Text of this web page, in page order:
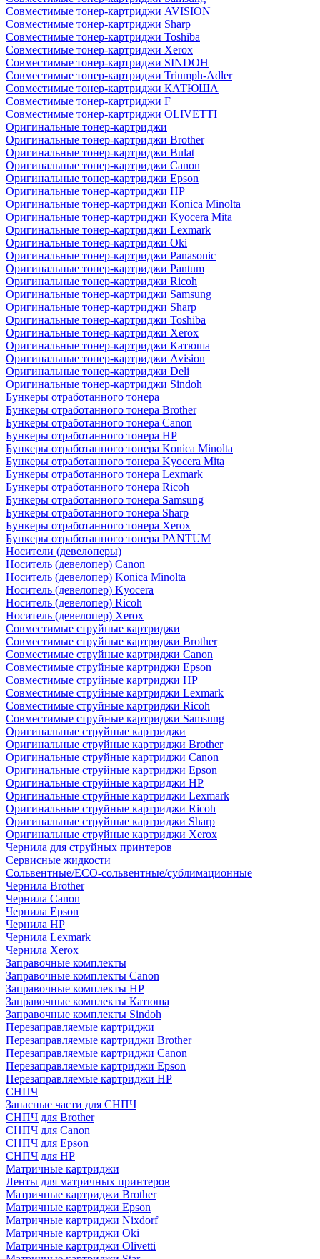
Совместимые тонер-картриджи AVISION
Совместимые тонер-картриджи Sharp
Совместимые тонер-картриджи Toshiba
Совместимые тонер-картриджи Xerox
Совместимые тонер-картриджи SINDOH
Совместимые тонер-картриджи Triumph-Adler
Совместимые тонер-картриджи КАТЮША
Совместимые тонер-картриджи F+
Совместимые тонер-картриджи OLIVETTI
Оригинальные тонер-картриджи
Оригинальные тонер-картриджи Brother
Оригинальные тонер-картриджи Bulat
Оригинальные тонер-картриджи Canon
Оригинальные тонер-картриджи Epson
Оригинальные тонер-картриджи HP
Оригинальные тонер-картриджи Konica Minolta
Оригинальные тонер-картриджи Kyocera Mita
Оригинальные тонер-картриджи Lexmark
Оригинальные тонер-картриджи Oki
Оригинальные тонер-картриджи Panasonic
Оригинальные тонер-картриджи Pantum
Оригинальные тонер-картриджи Ricoh
Оригинальные тонер-картриджи Samsung
Оригинальные тонер-картриджи Sharp
Оригинальные тонер-картриджи Toshiba
Оригинальные тонер-картриджи Xerox
Оригинальные тонер-картриджи Катюша
Оригинальные тонер-картриджи Avision
Оригинальные тонер-картриджи Deli
Оригинальные тонер-картриджи Sindoh
Бункеры отработанного тонера
Бункеры отработанного тонера Brother
Бункеры отработанного тонера Canon
Бункеры отработанного тонера HP
Бункеры отработанного тонера Konica Minolta
Бункеры отработанного тонера Kyocera Mita
Бункеры отработанного тонера Lexmark
Бункеры отработанного тонера Ricoh
Бункеры отработанного тонера Samsung
Бункеры отработанного тонера Sharp
Бункеры отработанного тонера Xerox
Бункеры отработанного тонера PANTUM
Носители (девелоперы)
Носитель (девелопер) Canon
Носитель (девелопер) Konica Minolta
Носитель (девелопер) Kyocera
Носитель (девелопер) Ricoh
Носитель (девелопер) Xerox
Совместимые струйные картриджи
Совместимые струйные картриджи Brother
Совместимые струйные картриджи Canon
Совместимые струйные картриджи Epson
Совместимые струйные картриджи HP
Совместимые струйные картриджи Lexmark
Совместимые струйные картриджи Ricoh
Совместимые струйные картриджи Samsung
Оригинальные струйные картриджи
Оригинальные струйные картриджи Brother
Оригинальные струйные картриджи Canon
Оригинальные струйные картриджи Epson
Оригинальные струйные картриджи HP
Оригинальные струйные картриджи Lexmark
Оригинальные струйные картриджи Ricoh
Оригинальные струйные картриджи Sharp
Оригинальные струйные картриджи Xerox
Чернила для струйных принтеров
Сервисные жидкости
Сольвентные/ECO-сольвентные/сублимационные
Чернила Brother
Чернила Canon
Чернила Epson
Чернила HP
Чернила Lexmark
Чернила Xerox
Заправочные комплекты
Заправочные комплекты Canon
Заправочные комплекты HP
Заправочные комплекты Катюша
Заправочные комплекты Sindoh
Перезаправляемые картриджи
Перезаправляемые картриджи Brother
Перезаправляемые картриджи Canon
Перезаправляемые картриджи Epson
Перезаправляемые картриджи HP
СНПЧ
Запасные части для СНПЧ
СНПЧ для Brother
СНПЧ для Canon
СНПЧ для Epson
СНПЧ для HP
Матричные картриджи
Ленты для матричных принтеров
Матричные картриджи Brother
Матричные картриджи Epson
Матричные картриджи Nixdorf
Матричные картриджи Oki
Матричные картриджи Olivetti